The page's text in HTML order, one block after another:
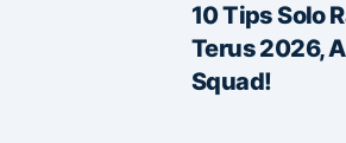
10 Tips Solo
Terus 2026,
Squad!